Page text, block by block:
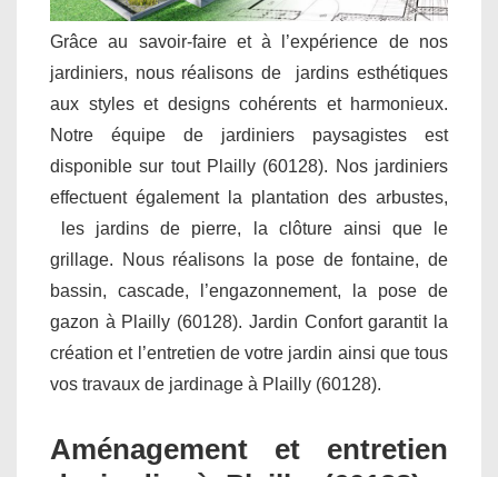
Grâce au savoir-faire et à l’expérience de nos
jardiniers, nous réalisons de jardins esthétiques
aux styles et designs cohérents et harmonieux.
Notre équipe de jardiniers paysagistes est
disponible sur tout Plailly (60128). Nos jardiniers
effectuent également la plantation des arbustes,
les jardins de pierre, la clôture ainsi que le
grillage. Nous réalisons la pose de fontaine, de
bassin, cascade, l’engazonnement, la pose de
gazon à Plailly (60128). Jardin Confort garantit la
création et l’entretien de votre jardin ainsi que tous
vos travaux de jardinage à Plailly (60128).
Aménagement et entretien